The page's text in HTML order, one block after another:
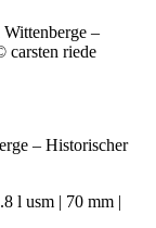
– Historischer
l usm | 70 mm |